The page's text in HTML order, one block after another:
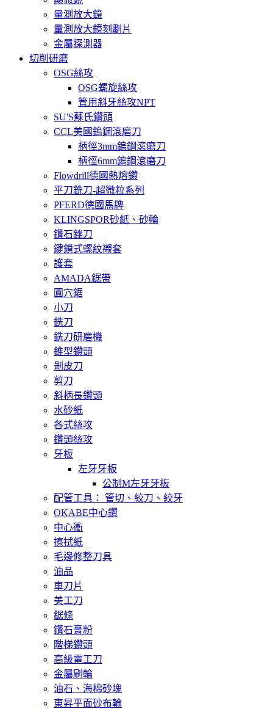
量測放大鏡
量測放大鏡刻劃片
金屬探測器
切削研磨
OSG絲攻
OSG螺旋絲攻
管用斜牙絲攻NPT
SU'S蘇氏鑽頭
CCL美國鎢鋼滾磨刀
柄徑3mm鎢鋼滾磨刀
柄徑6mm鎢鋼滾磨刀
Flowdrill德國熱熔鑽
平刀銑刀-超微粒系列
PFERD德國馬牌
KLINGSPOR砂紙、砂輪
鑽石銼刀
鍵鎖式螺紋襯套
護套
AMADA鋸帶
圓穴鋸
小刀
銑刀
銑刀研磨機
錐型鑽頭
剝皮刀
剪刀
斜柄長鑽頭
水砂紙
各式絲攻
鑽頭絲攻
牙板
左牙牙板
公制M左牙牙板
配管工具： 管切、絞刀、絞牙
OKABE中心鑽
中心衝
擦拭紙
毛邊修整刀具
油品
車刀片
美工刀
鋸條
鑽石膏粉
階梯鑽頭
高級電工刀
金屬刷輪
油石、海棉砂塊
東昇平面砂布輪